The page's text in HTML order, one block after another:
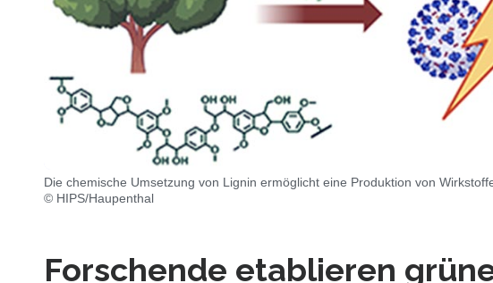
Die chemische Umsetzung von Lignin ermöglicht eine Produktion von
© HIPS/Haupenthal
Forschende etablieren